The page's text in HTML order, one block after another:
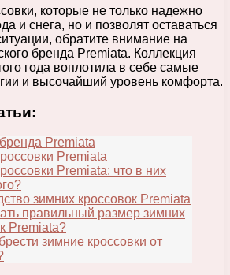
которые не только надежно
и снега, но и позволят оставаться
обратите внимание на
бренда Premiata. Коллекция
года воплотила в себе самые
и высочайший уровень комфорта.
Premiata
Premiata
Premiata: что в них
зимних кроссовок Premiata
правильный размер зимних
Premiata?
зимние кроссовки от